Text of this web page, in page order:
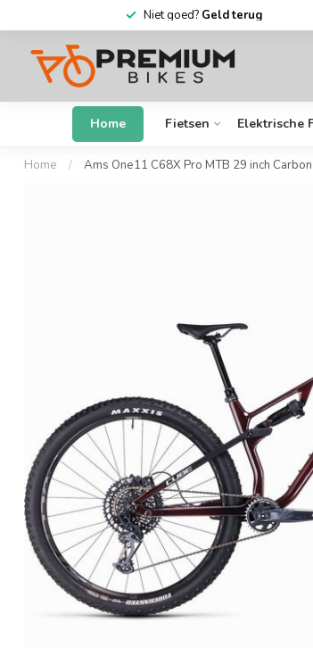
6 dagenper week open
Home Fietsen Elektrische
Home / Ams One11 C68X Pro MTB 29 inch